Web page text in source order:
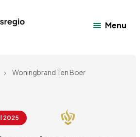
Menu
Woningbrand Ten Boer
2025